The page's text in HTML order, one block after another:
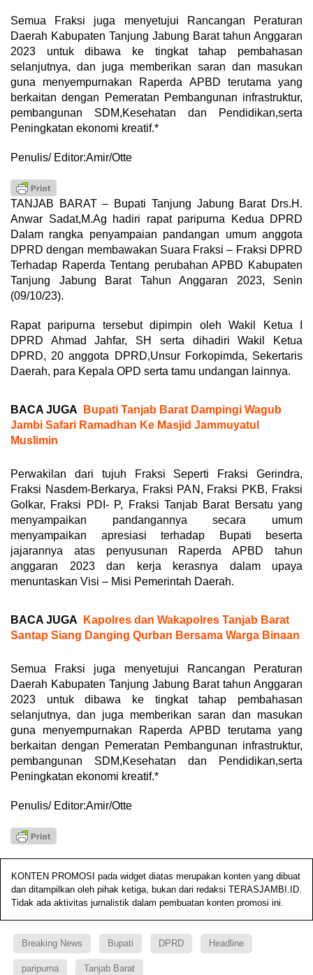
Semua Fraksi juga menyetujui Rancangan Peraturan
Daerah Kabupaten Tanjung Jabung Barat tahun Anggaran
2023 untuk dibawa ke tingkat tahap pembahasan
selanjutnya, dan juga memberikan saran dan masukan
guna menyempurnakan Raperda APBD terutama yang
berkaitan dengan Pemeratan Pembangunan infrastruktur,
pembangunan SDM,Kesehatan dan Pendidikan,serta
Peningkatan ekonomi kreatif.*
Penulis/ Editor:Amir/Otte
TANJAB BARAT – Bupati Tanjung Jabung Barat Drs.H.
Anwar Sadat,M.Ag hadiri rapat paripurna Kedua DPRD
Dalam rangka penyampaian pandangan umum anggota
DPRD dengan membawakan Suara Fraksi – Fraksi DPRD
Terhadap Raperda Tentang perubahan APBD Kabupaten
Tanjung Jabung Barat Tahun Anggaran 2023, Senin
(09/10/23).
Rapat paripurna tersebut dipimpin oleh Wakil Ketua I
DPRD Ahmad Jahfar, SH serta dihadiri Wakil Ketua
DPRD, 20 anggota DPRD,Unsur Forkopimda, Sekertaris
Daerah, para Kepala OPD serta tamu undangan lainnya.
BACA JUGA
Bupati Tanjab Barat Dampingi Wagub
Jambi Safari Ramadhan Ke Masjid Jammuyatul
Muslimin
Perwakilan dari tujuh Fraksi Seperti Fraksi Gerindra,
Fraksi Nasdem-Berkarya, Fraksi PAN, Fraksi PKB, Fraksi
Golkar, Fraksi PDI- P, Fraksi Tanjab Barat Bersatu yang
menyampaikan pandangannya secara umum
menyampaikan apresiasi terhadap Bupati beserta
jajarannya atas penyusunan Raperda APBD tahun
anggaran 2023 dan kerja kerasnya dalam upaya
menuntaskan Visi – Misi Pemerintah Daerah.
BACA JUGA
Kapolres dan Wakapolres Tanjab Barat
Santap Siang Danging Qurban Bersama Warga Binaan
Semua Fraksi juga menyetujui Rancangan Peraturan
Daerah Kabupaten Tanjung Jabung Barat tahun Anggaran
2023 untuk dibawa ke tingkat tahap pembahasan
selanjutnya, dan juga memberikan saran dan masukan
guna menyempurnakan Raperda APBD terutama yang
berkaitan dengan Pemeratan Pembangunan infrastruktur,
pembangunan SDM,Kesehatan dan Pendidikan,serta
Peningkatan ekonomi kreatif.*
Penulis/ Editor:Amir/Otte
KONTEN PROMOSI pada widget diatas merupakan konten yang dibuat
dan ditampilkan oleh pihak ketiga, bukan dari redaksi TERASJAMBI.ID.
Tidak ada aktivitas jurnalistik dalam pembuatan konten promosi ini.
Breaking News Bupati DPRD Headline
paripurna Tanjab Barat